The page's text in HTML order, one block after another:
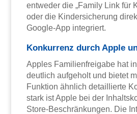
entweder die „Family Link für
oder die Kindersicherung
Google-App integriert.
Konkurrenz durch Apple
Apples Familienfreigabe hat
deutlich aufgeholt und bietet
Funktion ähnlich detaillierte
stark ist Apple bei der
Store-Beschränkungen. Die